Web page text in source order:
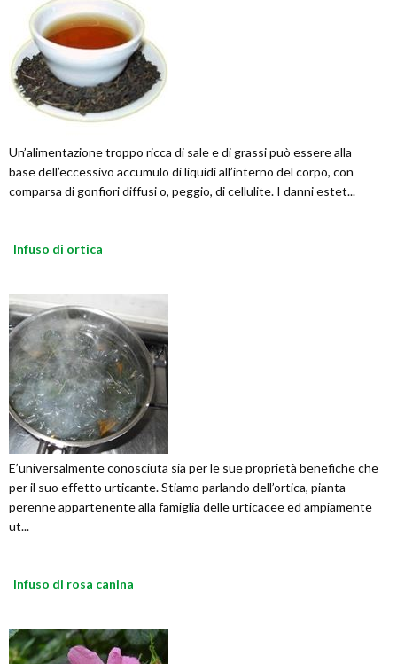
Un’alimentazione troppo ricca di sale e di grassi può essere alla
base dell’eccessivo accumulo di liquidi all’interno del corpo, con
comparsa di gonfiori diffusi o, peggio, di cellulite. I danni estet...
Infuso di ortica
E’universalmente conosciuta sia per le sue proprietà benefiche che
per il suo effetto urticante. Stiamo parlando dell’ortica, pianta
perenne appartenente alla famiglia delle urticacee ed ampiamente
ut...
Infuso di rosa canina